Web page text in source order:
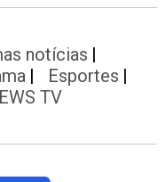
notícias
Esportes
TV